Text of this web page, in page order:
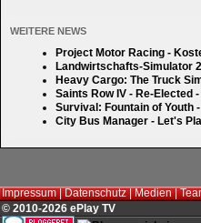
WEITERE NEWS
Project Motor Racing -
Landwirtschafts-Simulator
Heavy Cargo: The Truck
Saints Row IV - Re-Elected
Survival: Fountain of Youth
City Bus Manager - Let's
Impressum|Datenschutz|Medien|
© 2010-2026 ePlay TV